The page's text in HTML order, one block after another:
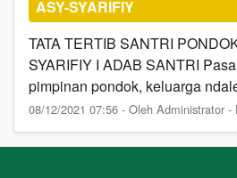
ASY-SYARIFIY
TATA TERTIB SANTRI
SYARIFIY I ADAB SANTRI
pimpinan pondok, keluarga
08/12/2021 07:56 - Oleh Administrator -